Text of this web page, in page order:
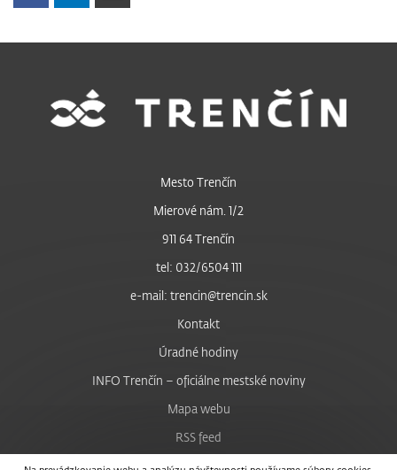
Mesto Trenčín
Mierové nám. 1/2
911 64 Trenčín
tel: 032/6504 111
e-mail: trencin@trencin.sk
Kontakt
Úradné hodiny
INFO Trenčín – oficiálne mestské noviny
Mapa webu
RSS feed
Nastavenie cookies